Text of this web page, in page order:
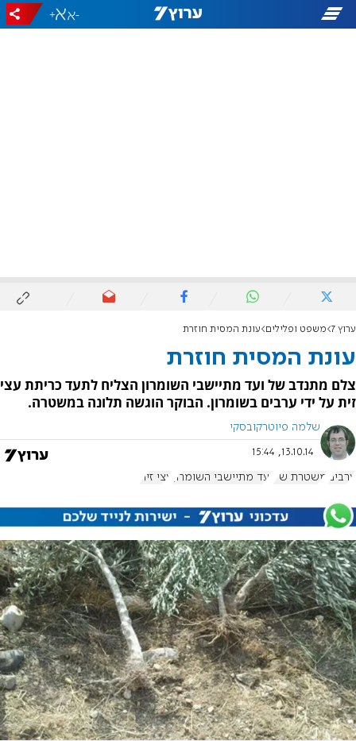
-
+
ערוץ 7 משפט ופלילים עונת המסית חוזרת
עונת המסית חוזרת
צלם מתנדב של ועד מתיישבי השומרון הצליח לתעד כריתת עצי
זית על ידי ערבים בשומרון. הבוקר הוגשה תלונה במשטרה.
שלמה פיוטרקובסקי
13.10.14, 15:44
ערבים משטרת ש"י ועד מתיישבי השומרון עצי זית